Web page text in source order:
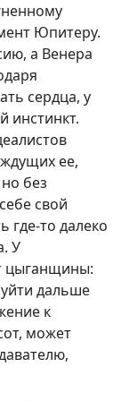
Юпитеру.
а Венера
сердца, у
инстинкт.
ее,
без
свой
то далеко
У
цыганщины:
дальше
к
может